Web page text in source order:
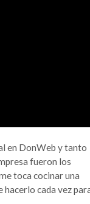
en DonWeb y tanto
fueron los
toca cocinar una
hacerlo cada vez